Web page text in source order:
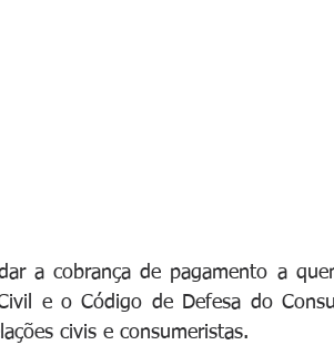
a cobrança de pagamento a
e o Código de Defesa do
civis e consumeristas.